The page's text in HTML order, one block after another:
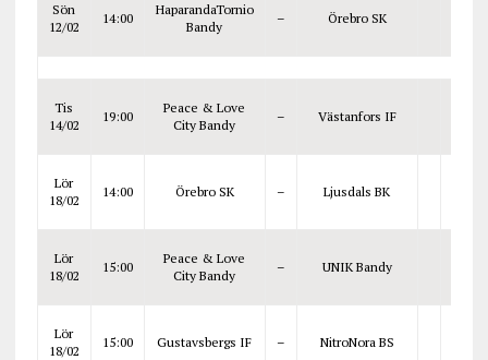
Sön
12/02
14:00
HaparandaTornio
Bandy
– Örebro SK
Tis
14/02
19:00
Peace & Love
City Bandy
– Västanfors IF
Lör
18/02
14:00 Örebro SK – Ljusdals BK
Lör
18/02
15:00
Peace & Love
City Bandy
– UNIK Bandy
Lör
18/02
15:00 Gustavsbergs IF – NitroNora BS